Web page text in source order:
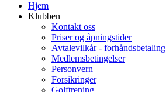
Hjem
Klubben
Kontakt oss
Priser og åpningstider
Avtalevilkår - forhåndsbetaling
Medlemsbetingelser
Personvern
Forsikringer
Golftrening